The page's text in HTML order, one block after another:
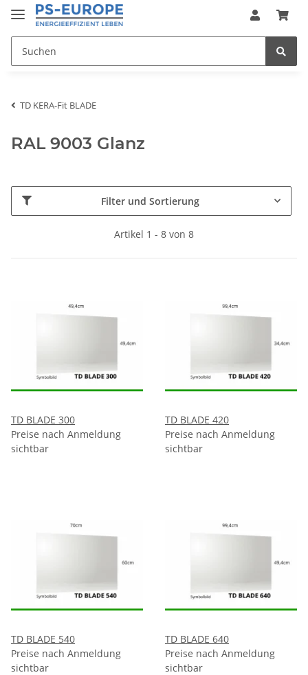
TD KERA-Fit BLADE
RAL 9003 Glanz
Filter und Sortierung
Artikel 1 - 8 von 8
TD BLADE 300
Preise nach Anmeldung
sichtbar
TD BLADE 420
Preise nach Anmeldung
sichtbar
TD BLADE 540
Preise nach Anmeldung
sichtbar
TD BLADE 640
Preise nach Anmeldung
sichtbar